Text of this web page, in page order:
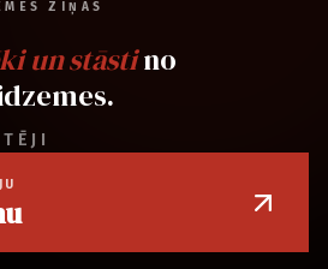
ZIŅAS
un stāstino